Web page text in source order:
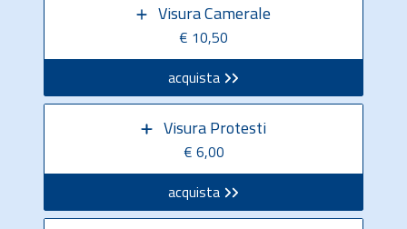
Visura Camerale
€ 10,50
acquista
Visura Protesti
€ 6,00
acquista